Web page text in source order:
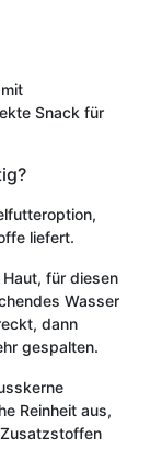
Snack für
liefert.
für diesen
Wasser
dann
gespalten.
Reinheit aus,